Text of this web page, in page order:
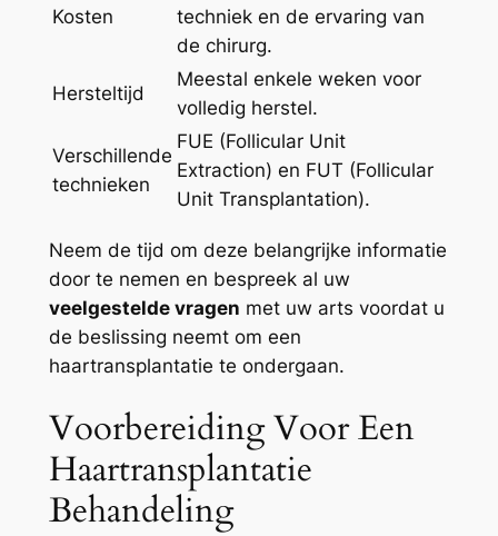
Kosten
techniek en de ervaring van
de chirurg.
Hersteltijd
Meestal enkele weken voor
volledig herstel.
Verschillende
technieken
FUE (Follicular Unit
Extraction) en FUT (Follicular
Unit Transplantation).
Neem de tijd om deze belangrijke informatie
door te nemen en bespreek al uw
veelgestelde vragen met uw arts voordat u
de beslissing neemt om een
haartransplantatie te ondergaan.
Voorbereiding Voor Een
Haartransplantatie
Behandeling